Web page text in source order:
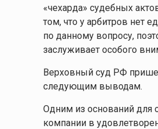
«чехарда» судебных
том, что у арбитров нет
по данному вопросу,
заслуживает особого
Верховный суд РФ
следующим выводам.
Одним из оснований для
компании в